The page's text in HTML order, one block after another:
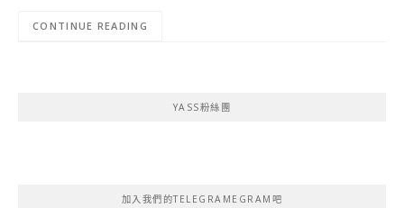
CONTINUE READING
YASS粉絲團
加入我們的TELEGRAMEGRAM吧